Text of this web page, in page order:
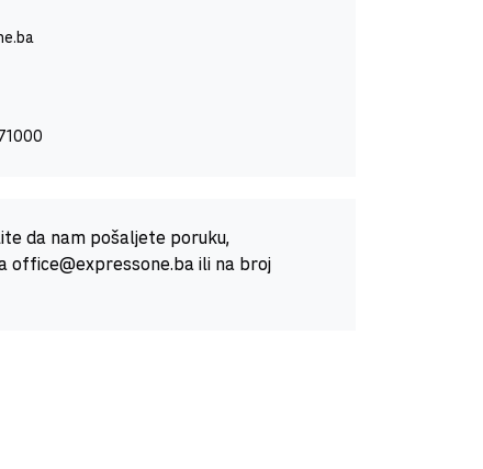
da nam pošaljete poruku,
office@expressone.ba ili na broj